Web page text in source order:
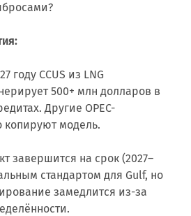
году CCUS из LNG
500+ млн долларов в
Другие OPEC-
копируют модель.
завершится на срок (2027–
стандартом для Gulf, но
замедлится из-за